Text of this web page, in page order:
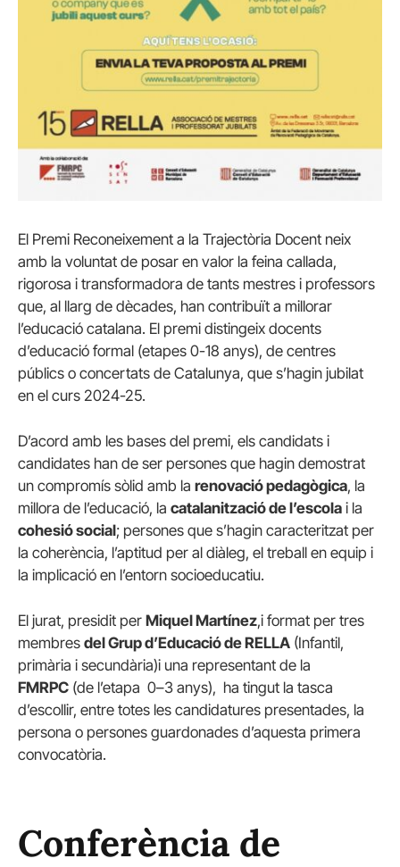
El Premi Reconeixement a la Trajectòria Docent neix
amb la voluntat de posar en valor la feina callada,
rigorosa i transformadora de tants mestres i professors
que, al llarg de dècades, han contribuït a millorar
l’educació catalana. El premi distingeix docents
d’educació formal (etapes 0-18 anys), de centres
públics o concertats de Catalunya, que s’hagin jubilat
en el curs 2024-25.
D’acord amb les bases del premi, els candidats i
candidates han de ser persones que hagin demostrat
un compromís sòlid amb la renovació pedagògica, la
millora de l’educació, la catalanització de l’escola i la
cohesió social; persones que s’hagin caracteritzat per
la coherència, l’aptitud per al diàleg, el treball en equip i
la implicació en l’entorn socioeducatiu.
El jurat, presidit per Miquel Martínez,i format per tres
membres del Grup d’Educació de RELLA (Infantil,
primària i secundària)i una representant de la
FMRPC (de l’etapa 0–3 anys), ha tingut la tasca
d’escollir, entre totes les candidatures presentades, la
persona o persones guardonades d’aquesta primera
convocatòria.
Conferència de